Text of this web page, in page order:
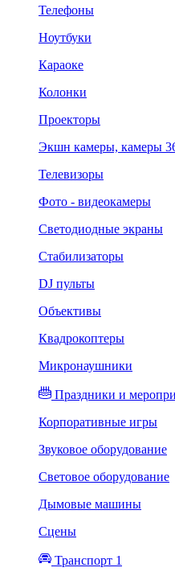
Телефоны
Ноутбуки
Караоке
Колонки
Проекторы
Экшн камеры, камеры
Телевизоры
Фото - видеокамеры
Светодиодные экраны
Стабилизаторы
DJ пульты
Объективы
Квадрокоптеры
Микронаушники
Праздники и
Корпоративные игры
Звуковое оборудование
Световое оборудование
Дымовые машины
Сцены
Транспорт 1